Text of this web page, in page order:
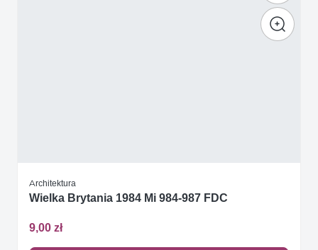
Architektura
Wielka Brytania 1984 Mi 984-987 FDC
9,00 zł